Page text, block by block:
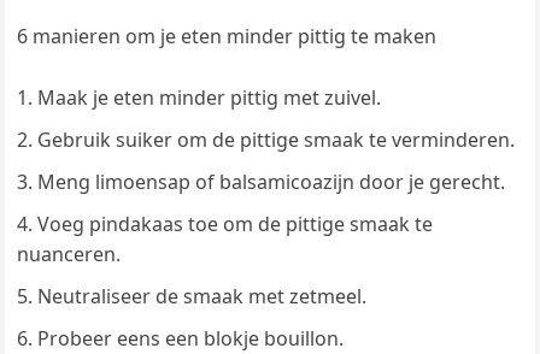
6 manieren om je eten minder pittig te maken
Maak je eten minder pittig met zuivel.
Gebruik suiker om de pittige smaak te verminderen.
Meng limoensap of balsamicoazijn door je gerecht.
Voeg pindakaas toe om de pittige smaak te
nuanceren.
Neutraliseer de smaak met zetmeel.
Probeer eens een blokje bouillon.